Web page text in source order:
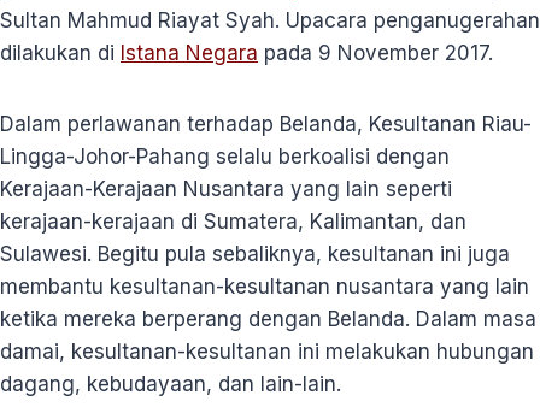
Sultan Mahmud Riayat Syah. Upacara penganugerahan
dilakukan di Istana Negara pada 9 November 2017.
Dalam perlawanan terhadap Belanda, Kesultanan Riau-
Lingga-Johor-Pahang selalu berkoalisi dengan
Kerajaan-Kerajaan Nusantara yang lain seperti
kerajaan-kerajaan di Sumatera, Kalimantan, dan
Sulawesi. Begitu pula sebaliknya, kesultanan ini juga
membantu kesultanan-kesultanan nusantara yang lain
ketika mereka berperang dengan Belanda. Dalam masa
damai, kesultanan-kesultanan ini melakukan hubungan
dagang, kebudayaan, dan lain-lain.